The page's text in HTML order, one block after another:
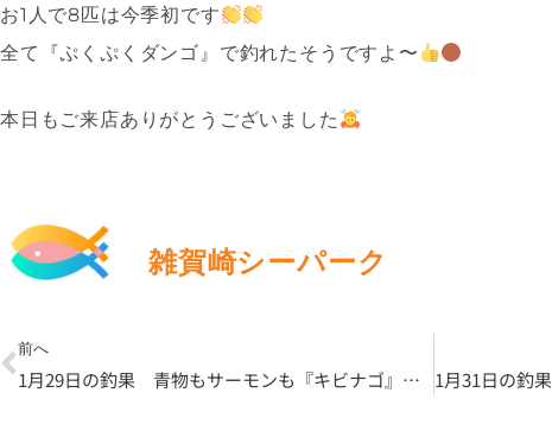
お1人で8匹は今季初です
全て『ぷくぷくダンゴ』で釣れたそうですよ〜
本日もご来店ありがとうございました
雑賀崎シーパーク
Prev
前へ
1月29日の釣果 青物もサーモンも『キビナゴ』大活躍です